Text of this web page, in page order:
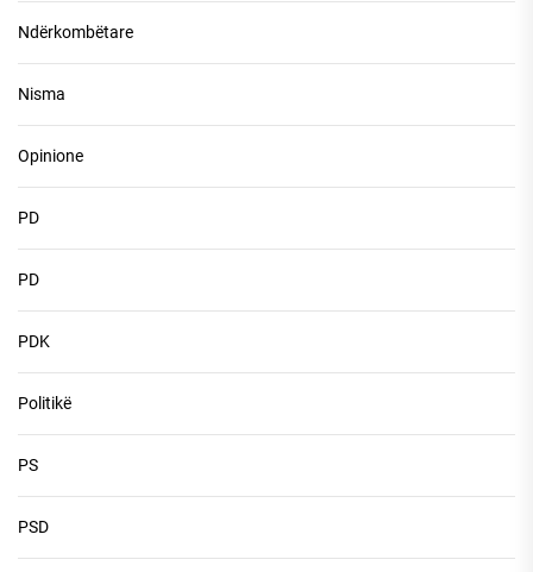
Ndërkombëtare
Nisma
Opinione
PD
PD
PDK
Politikë
PS
PSD